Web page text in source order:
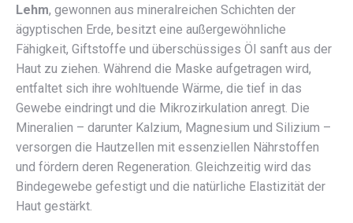
Lehm, gewonnen aus mineralreichen Schichten der
ägyptischen Erde, besitzt eine außergewöhnliche
Fähigkeit, Giftstoffe und überschüssiges Öl sanft aus der
Haut zu ziehen. Während die Maske aufgetragen wird,
entfaltet sich ihre wohltuende Wärme, die tief in das
Gewebe eindringt und die Mikrozirkulation anregt. Die
Mineralien – darunter Kalzium, Magnesium und Silizium –
versorgen die Hautzellen mit essenziellen Nährstoffen
und fördern deren Regeneration. Gleichzeitig wird das
Bindegewebe gefestigt und die natürliche Elastizität der
Haut gestärkt.